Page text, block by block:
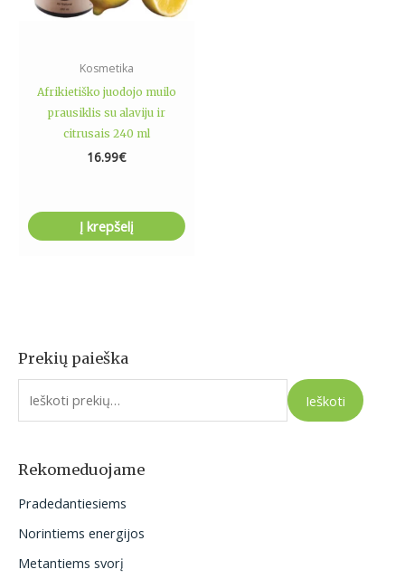
Prekių paieška
I
e
o
:
Ieškoti
Rekomeduojame
Pradedantiesiems
Norintiems energijos
Metantiems svorį
Kosmetika
Afrikietiško juodojo muilo
prausiklis su alaviju ir
citrusais 240 ml
16.99€
Į krepšelį